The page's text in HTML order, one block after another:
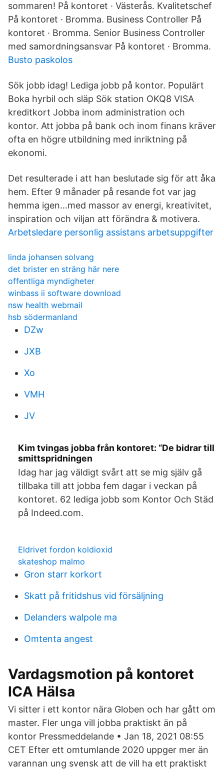
sommaren! På kontoret · Västerås. Kvalitetschef
På kontoret · Bromma. Business Controller På
kontoret · Bromma. Senior Business Controller
med samordningsansvar På kontoret · Bromma.
Busto paskolos
Sök jobb idag! Lediga jobb på kontor. Populärt
Boka hyrbil och släp Sök station OKQ8 VISA
kreditkort Jobba inom administration och
kontor. Att jobba på bank och inom finans kräver
ofta en högre utbildning med inriktning på
ekonomi.
Det resulterade i att han beslutade sig för att åka
hem. Efter 9 månader på resande fot var jag
hemma igen…med massor av energi, kreativitet,
inspiration och viljan att förändra & motivera.
Arbetsledare personlig assistans arbetsuppgifter
linda johansen solvang
det brister en sträng här nere
offentliga myndigheter
winbass ii software download
nsw health webmail
hsb södermanland
DZw
JXB
Xo
VMH
JV
Kim tvingas jobba från kontoret: “De bidrar till
smittspridningen
Idag har jag väldigt svårt att se mig själv gå
tillbaka till att jobba fem dagar i veckan på
kontoret. 62 lediga jobb som Kontor Och Städ
på Indeed.com.
Eldrivet fordon koldioxid
skateshop malmo
Gron starr korkort
Skatt på fritidshus vid försäljning
Delanders walpole ma
Omtenta angest
Vardagsmotion på kontoret
ICA Hälsa
Vi sitter i ett kontor nära Globen och har gått om
master. Fler unga vill jobba praktiskt än på
kontor Pressmeddelande • Jan 18, 2021 08:55
CET Efter ett omtumlande 2020 uppger mer än
varannan ung svensk att de vill ha ett praktiskt